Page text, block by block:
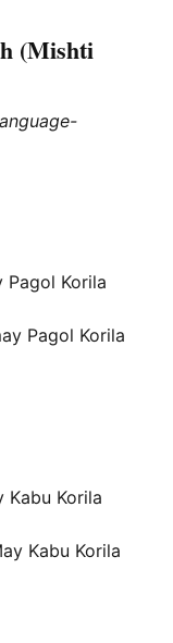
(Mishti
Pagol Korila
Pagol Korila
Kabu Korila
Kabu Korila